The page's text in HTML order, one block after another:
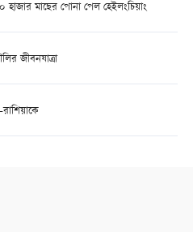
মাছের পোনা পেল হেইলংচিয়াং
জীবনযাত্রা